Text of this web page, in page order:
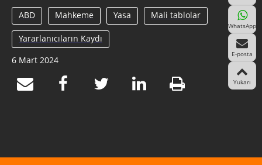
ABD Mahkeme Yasa Mali tablolar
Yararlanıcıların Kaydı
6 Mart 2024
WhatsApp
E-posta
Yukarı